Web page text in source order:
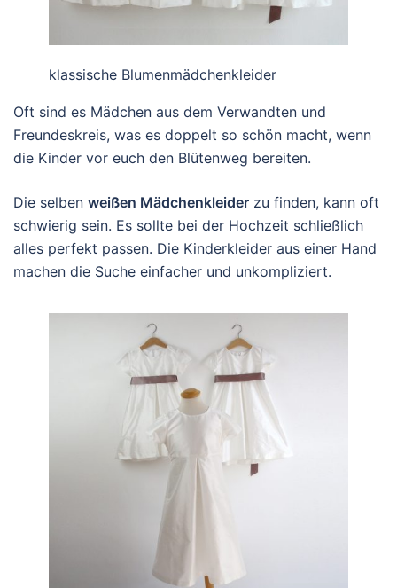
klassische Blumenmädchenkleider
Oft sind es Mädchen aus dem Verwandten und
Freundeskreis, was es doppelt so schön macht, wenn
die Kinder vor euch den Blütenweg bereiten.
Die selben weißen Mädchenkleider zu finden, kann oft
schwierig sein. Es sollte bei der Hochzeit schließlich
alles perfekt passen. Die Kinderkleider aus einer Hand
machen die Suche einfacher und unkompliziert.